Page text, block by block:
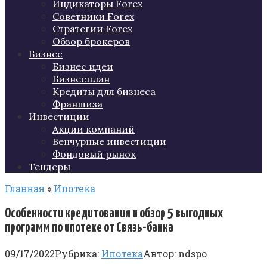
Индикаторы Forex
Советники Forex
Стратегии Forex
Обзор брокеров
Бизнес
Бизнес идеи
Бизнесплан
Кредиты для бизнеса
Франшиза
Инвестиции
Акции компаний
Венчурные инвестиции
Фондовый рынок
Тендеры
Главная » Ипотека
Особенности кредитования и обзор 5 выгодных
программ по ипотеке от Связь-банка
09/17/2022Рубрика: ИпотекаАвтор: ndspo